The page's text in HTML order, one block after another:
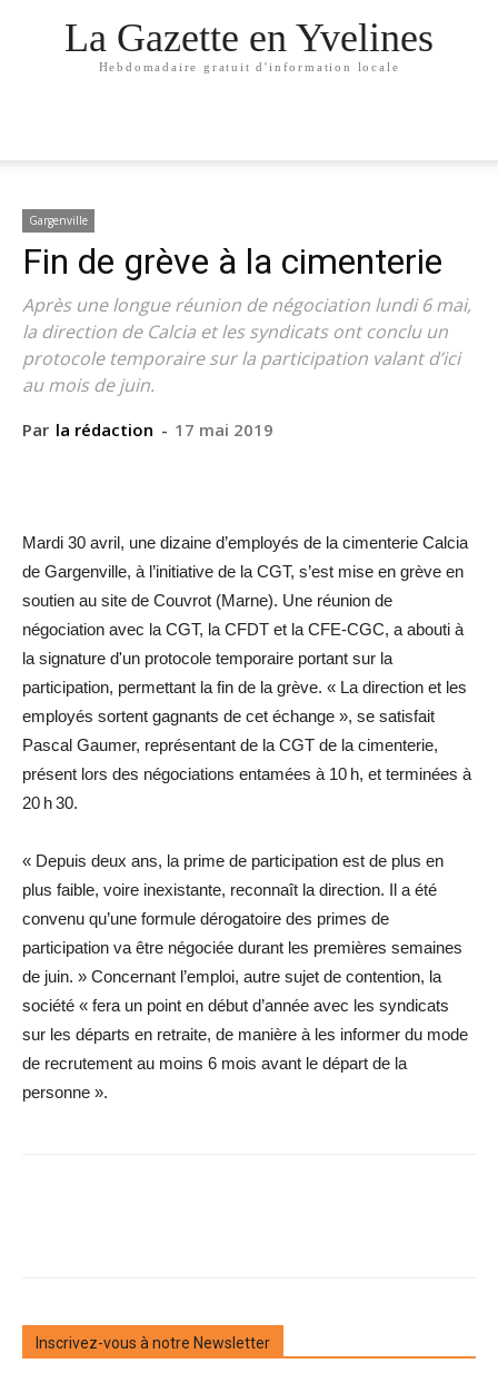
La Gazette en Yvelines
Hebdomadaire gratuit d'information locale
Gargenville
Fin de grève à la cimenterie
Après une longue réunion de négociation lundi 6 mai,
la direction de Calcia et les syndicats ont conclu un
protocole temporaire sur la participation valant d’ici
au mois de juin.
Par la rédaction - 17 mai 2019
Mardi 30 avril, une dizaine d’employés de la cimenterie Calcia
de Gargenville, à l’initiative de la CGT, s’est mise en grève en
soutien au site de Couvrot (Marne). Une réunion de
négociation avec la CGT, la CFDT et la CFE-CGC, a abouti à
la signature d'un protocole temporaire portant sur la
participation, permettant la fin de la grève. « La direction et les
employés sortent gagnants de cet échange », se satisfait
Pascal Gaumer, représentant de la CGT de la cimenterie,
présent lors des négociations entamées à 10 h, et terminées à
20 h 30.
« Depuis deux ans, la prime de participation est de plus en
plus faible, voire inexistante, reconnaît la direction. Il a été
convenu qu’une formule dérogatoire des primes de
participation va être négociée durant les premières semaines
de juin. » Concernant l’emploi, autre sujet de contention, la
société « fera un point en début d’année avec les syndicats
sur les départs en retraite, de manière à les informer du mode
de recrutement au moins 6 mois avant le départ de la
personne ».
Inscrivez-vous à notre Newsletter